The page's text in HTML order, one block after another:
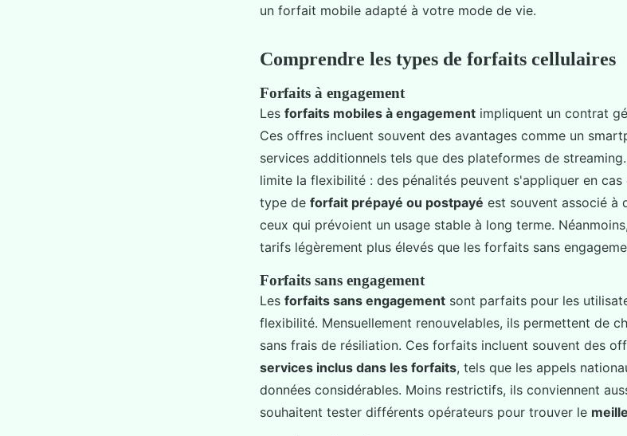
un forfait mobile adapté à votre mode de vie.
Comprendre les types de forfaits cellulaires
Forfaits à engagement
Les forfaits mobiles à engagement impliquent un contrat
Ces offres incluent souvent des avantages comme un
services additionnels tels que des plateformes de
limite la flexibilité : des pénalités peuvent s'appliquer en
type de forfait prépayé ou postpayé est souvent associé à
ceux qui prévoient un usage stable à long terme.
tarifs légèrement plus élevés que les forfaits sans
Forfaits sans engagement
Les forfaits sans engagement sont parfaits pour les
flexibilité. Mensuellement renouvelables, ils permettent de
sans frais de résiliation. Ces forfaits incluent souvent des
services inclus dans les forfaits, tels que les appels
données considérables. Moins restrictifs, ils conviennent
souhaitent tester différents opérateurs pour trouver le